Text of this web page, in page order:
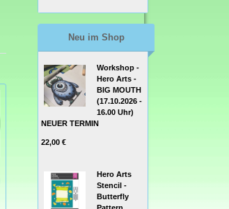
Tombow Filzstift
Dual Brush Pen
green ochre
Tombow Filzstift
Dual Brush Pen
glacier blue
Neu im Shop
Workshop -
Hero Arts -
BIG MOUTH
(17.10.2026 -
16.00 Uhr)
NEUER TERMIN
22,00 €
Hero Arts
Stencil -
Butterfly